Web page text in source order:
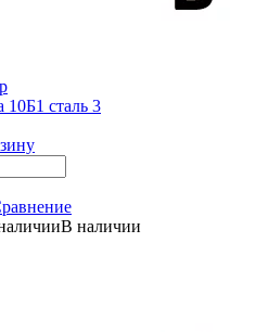
10Б1 сталь 3
В наличии